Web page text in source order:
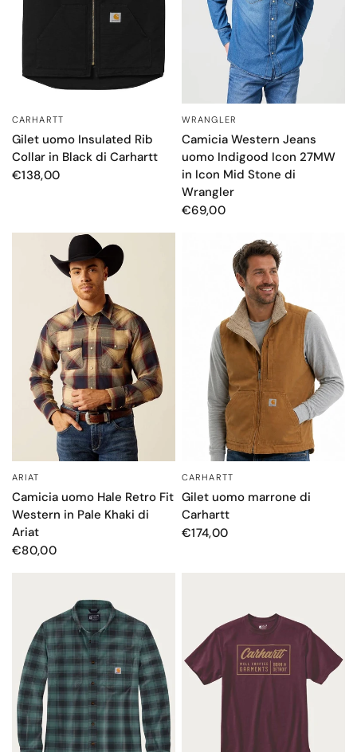
OCCHIATA VELOCE
CARHARTT
Gilet uomo Insulated Rib
Collar in Black di Carhartt
€138,00
OCCHIATA VELOCE
WRANGLER
Camicia Western Jeans
uomo Indigood Icon 27MW
in Icon Mid Stone di
Wrangler
€69,00
ARIAT
Camicia uomo Hale Retro Fit
Western in Pale Khaki di
Ariat
€80,00
OCCHIATA VELOCE
CARHARTT
Gilet uomo marrone di
Carhartt
€174,00